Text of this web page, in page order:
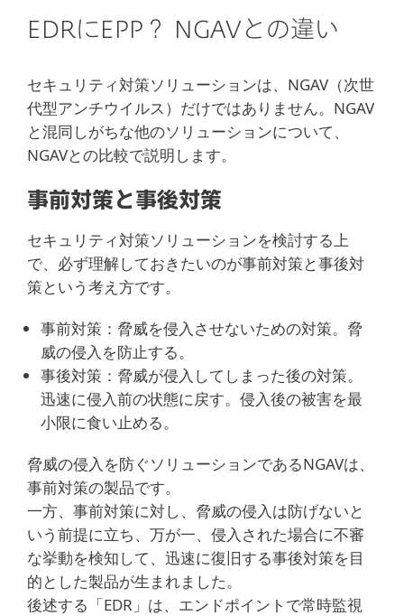
EDRにEPP？ NGAVとの違い
セキュリティ対策ソリューションは、NGAV（次世
代型アンチウイルス）だけではありません。NGAV
と混同しがちな他のソリューションについて、
NGAVとの比較で説明します。
事前対策と事後対策
セキュリティ対策ソリューションを検討する上
で、必ず理解しておきたいのが事前対策と事後対
策という考え方です。
事前対策：脅威を侵入させないための対策。脅
威の侵入を防止する。
事後対策：脅威が侵入してしまった後の対策。
迅速に侵入前の状態に戻す。侵入後の被害を最
小限に食い止める。
脅威の侵入を防ぐソリューションであるNGAVは、
事前対策の製品です。
一方、事前対策に対し、脅威の侵入は防げないと
いう前提に立ち、万が一、侵入された場合に不審
な挙動を検知して、迅速に復旧する事後対策を目
的とした製品が生まれました。
後述する「EDR」は、エンドポイントで常時監視